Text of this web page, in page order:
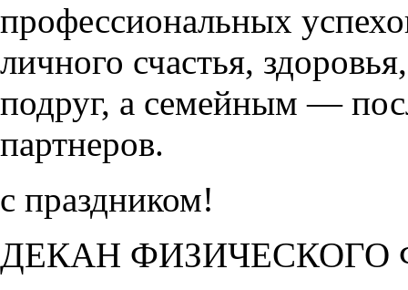
профессиональных
личного счастья,
подруг, а семейным —
партнеров.
с праздником!
ДЕКАН ФИЗИЧЕСКОГО